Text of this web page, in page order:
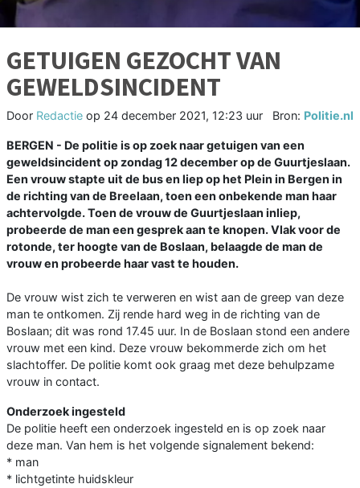
GETUIGEN GEZOCHT VAN
GEWELDSINCIDENT
Door Redactie op 24 december 2021, 12:23 uur Bron: Politie.nl
BERGEN - De politie is op zoek naar getuigen van een
geweldsincident op zondag 12 december op de Guurtjeslaan.
Een vrouw stapte uit de bus en liep op het Plein in Bergen in
de richting van de Breelaan, toen een onbekende man haar
achtervolgde. Toen de vrouw de Guurtjeslaan inliep,
probeerde de man een gesprek aan te knopen. Vlak voor de
rotonde, ter hoogte van de Boslaan, belaagde de man de
vrouw en probeerde haar vast te houden.
De vrouw wist zich te verweren en wist aan de greep van deze
man te ontkomen. Zij rende hard weg in de richting van de
Boslaan; dit was rond 17.45 uur. In de Boslaan stond een andere
vrouw met een kind. Deze vrouw bekommerde zich om het
slachtoffer. De politie komt ook graag met deze behulpzame
vrouw in contact.
Onderzoek ingesteld
De politie heeft een onderzoek ingesteld en is op zoek naar
deze man. Van hem is het volgende signalement bekend:
* man
* lichtgetinte huidskleur